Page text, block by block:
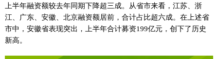
上半年融资额较去年同期下降超三成。从省市来看，江苏、浙
江、广东、安徽、北京融资额居前，合计占比超六成。在上述省
市中，安徽省表现突出，上半年合计募资199亿元，创下了历史
新高。